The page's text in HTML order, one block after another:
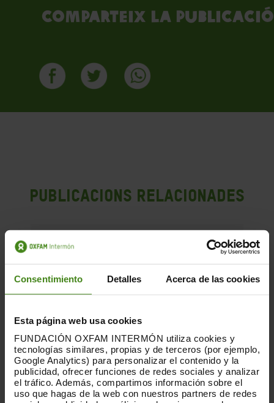
Consentimiento Detalles Acerca de las cookies
Esta página web usa cookies
FUNDACIÓN OXFAM INTERMÓN utiliza cookies y
tecnologías similares, propias y de terceros (por ejemplo,
Google Analytics) para personalizar el contenido y la
publicidad, ofrecer funciones de redes sociales y analizar
el tráfico. Además, compartimos información sobre el
uso que hagas de la web con nuestros partners de redes
Comparteix la publicació
Publicacions Relacionades